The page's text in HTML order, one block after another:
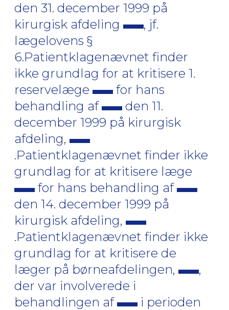
den 31. december 1999 på
kirurgisk afdeling
, jf.
lægelovens §
6.Patientklagenævnet finder
ikke grundlag for at kritisere 1.
reservelæge
for hans
behandling af
den 11.
december 1999 på kirurgisk
afdeling,
.Patientklagenævnet finder ikke
grundlag for at kritisere læge
for hans behandling af
den 14. december 1999 på
kirurgisk afdeling,
.Patientklagenævnet finder ikke
grundlag for at kritisere de
læger på børneafdelingen,
,
der var involverede i
behandlingen af
i perioden